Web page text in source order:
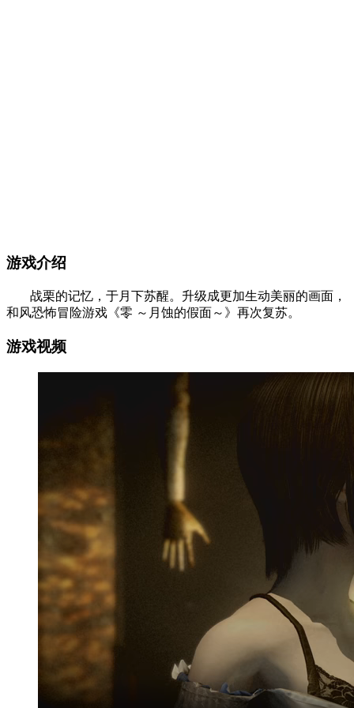
游戏介绍
战栗的记忆，于月下苏醒。升级成更加生动美丽的画面，
和风恐怖冒险游戏《零 ～月蚀的假面～》再次复苏。
游戏视频